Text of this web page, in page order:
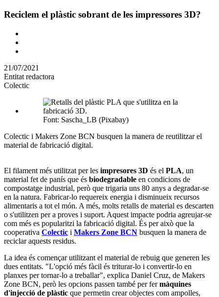
la
Reciclem el plàstic sobrant de les impressores 3D?
Comparteix
altres
xarxes
socials
21/07/2021
Entitat redactora
Colectic
Font: Sascha_LB (Pixabay)
Colectic i Makers Zone BCN busquen la manera de reutilitzar el
material de fabricació digital.
El filament més utilitzat per les impresores 3D és el PLA, un
material fet de panís que és biodegradable en condicions de
compostatge industrial, però que trigaria uns 80 anys a degradar-se
en la natura. Fabricar-lo requereix energia i disminueix recursos
alimentaris a tot el món. A més, molts retalls de material es descarten
o s'utilitzen per a proves i suport. Aquest impacte podria agreujar-se
com més es popularitzi la fabricació digital. És per això que la
cooperativa Colectic i Makers Zone BCN busquen la manera de
reciclar aquests residus.
La idea és començar utilitzant el material de rebuig que generen les
dues entitats. "L'opció més fàcil és triturar-lo i convertir-lo en
planxes per tornar-lo a treballar", explica Daniel Cruz, de Makers
Zone BCN, però les opcions passen també per fermàquines
d'injecció de plàstic que permetin crear objectes com ampolles,